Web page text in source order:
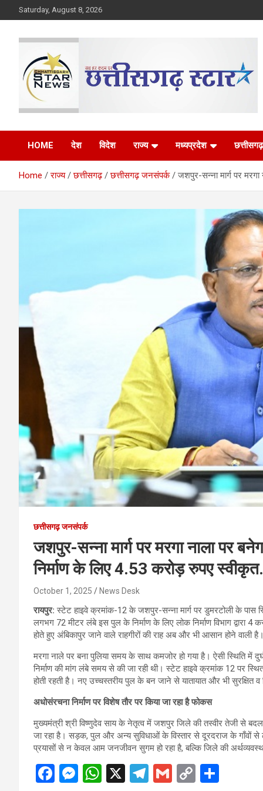
to
Saturday, August 8, 2026
Chhattisgarh Star
HOME देश विदेश राज्य मध्यप्रदेश छत्तीसगढ़
Home राज्य छत्तीसगढ़ छत्तीसगढ़ जनसंपर्क जशपुर-सन्ना मार्ग पर
छत्तीसगढ़ जनसंपर्क
जशपुर-सन्ना मार्ग पर मरगा नाला पर
निर्माण के लिए 4.53 करोड़ रुपए
October 1, 2025 News Desk
रायपुर: स्टेट हाइवे क्रमांक-12 के जशपुर-सन्ना मार्ग पर डुमरटोली के पास
लगभग 72 मीटर लंबे इस पुल के निर्माण के लिए लोक निर्माण विभाग
होते हुए अंबिकापुर जाने वाले राहगीरों की राह अब और भी आसान होने वाली है।
मरगा नाले पर बना पुलिया समय के साथ कमजोर हो गया है। ऐसी स्थिति में
निर्माण की मांग लंबे समय से की जा रही थी। स्टेट हाइवे क्रमांक 12 पर
होती रहती है। नए उच्चस्तरीय पुल के बन जाने से यातायात और भी सुरक्षित
अधोसंरचना निर्माण पर विशेष तौर पर किया जा रहा है फोकस
मुख्यमंत्री श्री विष्णुदेव साय के नेतृत्व में जशपुर जिले की तस्वीर तेजी से बदल
जा रहा है। सड़क, पुल और अन्य सुविधाओं के विस्तार से दूरदराज के गाँवों
प्रयासों से न केवल आम जनजीवन सुगम हो रहा है, बल्कि जिले की
F
M W X
T
G
C